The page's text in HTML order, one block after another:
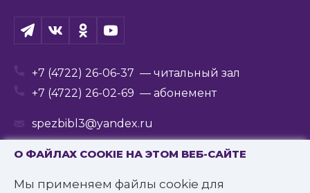
О ФАЙЛАХ COOKIE НА ЭТОМ ВЕБ-САЙТЕ
Мы применяем файлы cookie для
+7 (4722) 26-06-37 — читальный зал
+7 (4722) 26-02-69 — абонемент
spezbibl3@yandex.ru